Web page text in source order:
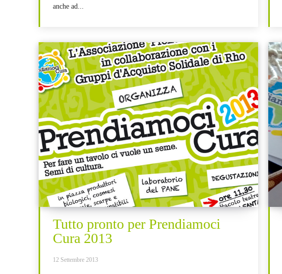
anche ad...
Tutto pronto per Prendiamoci
Cura 2013
12 Settembre 2013